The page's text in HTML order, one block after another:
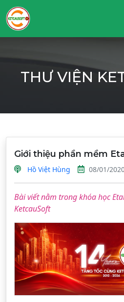
THƯ VIỆN
Giới thiệu phần mềm
Hồ Việt Hùng 08/01/
Bài viết nằm trong khóa học
KetcauSoft